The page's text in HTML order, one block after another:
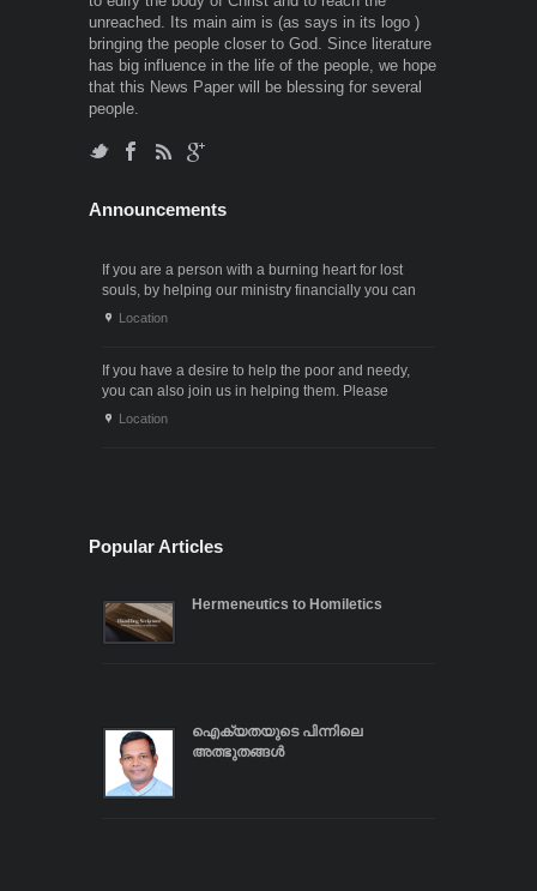
unreached. Its main aim is (as says in its logo )
bringing the people closer to God. Since literature
has big influence in the life of the people, we hope
that this News Paper will be blessing for several
people.
Announcements
If you are a person with a burning heart for lost
souls, by helping our ministry financially you can
also participate in the ministry of winning souls for
Location
If you have a desire to help the poor and needy,
you can also join us in helping them. Please
contact us through the following phone numbers.x .
Location
Popular Articles
Hermeneutics to Homiletics
ഐക്യതയുടെ പിന്നിലെ
അത്ഭുതങ്ങൾ